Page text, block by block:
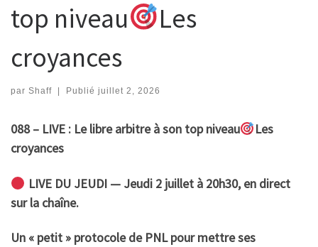
top niveau
Les
croyances
par Shaff Publié juillet 2, 2026
088 – LIVE : Le libre arbitre à son top niveau
Les
croyances
LIVE DU JEUDI — Jeudi 2 juillet à 20h30, en direct
sur la chaîne.
Un « petit » protocole de PNL pour mettre ses